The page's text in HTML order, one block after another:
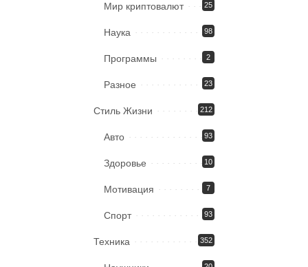
Мир криптовалют 25
Наука 98
Программы 2
Разное 23
Стиль Жизни 212
Авто 93
Здоровье 10
Мотивация 7
Спорт 93
Техника 352